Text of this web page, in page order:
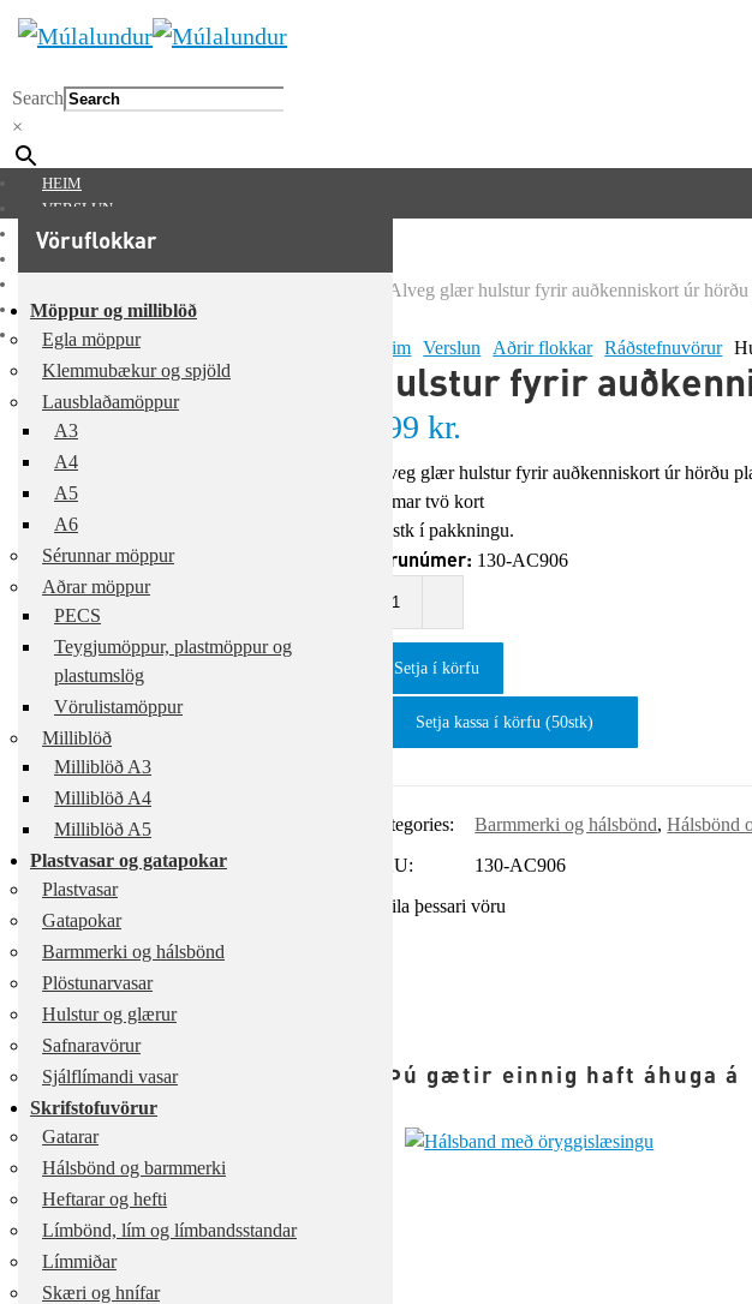
Search
×
HEIM
VERSLUN
SÉRUNNAR VÖRUR
HAFA SAMBAND
MITT SVÆÐI
Mitt svæði
0 kr.
Heim Verslun Aðrir flokkar Ráðstefnuvörur
Hulstur fyrir
399kr.
Alveg glær hulstur fyrir auðkenniskort úr hörðu
Rúmar tvö kort
50 stk í pakkningu.
Vörunúmer: 130-AC906
Setja í körfu
Setja kassa í körfu (50stk)
Categories: Barmmerki og hálsbönd,Hálsbönd
SKU:
130-AC906
Deila þessari vöru
Þú gætir einnig haft áhuga á
Vöruflokkar
Möppur og milliblöð
Egla möppur
Klemmubækur og spjöld
Lausblaðamöppur
A3
A4
A5
A6
Sérunnar möppur
Aðrar möppur
PECS
Teygjumöppur, plastmöppur og
plastumslög
Vörulistamöppur
Milliblöð
Milliblöð A3
Milliblöð A4
Milliblöð A5
Plastvasar og gatapokar
Plastvasar
Gatapokar
Barmmerki og hálsbönd
Plöstunarvasar
Hulstur og glærur
Safnaravörur
Sjálflímandi vasar
Skrifstofuvörur
Gatarar
Hálsbönd og barmmerki
Heftarar og hefti
Límbönd, lím og límbandsstandar
Límmiðar
Skæri og hnífar